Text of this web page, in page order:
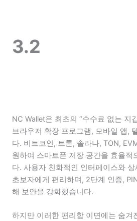
3.2
NC Wallet은 최초의 “수수료 없는 지
브라우저 확장 프로그램, 모바일 앱,
다. 비트코인, 트론, 솔라나, TON,
원하여 스마트폰 저장 공간을 효율적
다. 사용자 친화적인 인터페이스와
초보자에게 편리하며, 2단계 인증,
해 보안을 강화했습니다.
하지만 이러한 편리함 이면에는 숨겨